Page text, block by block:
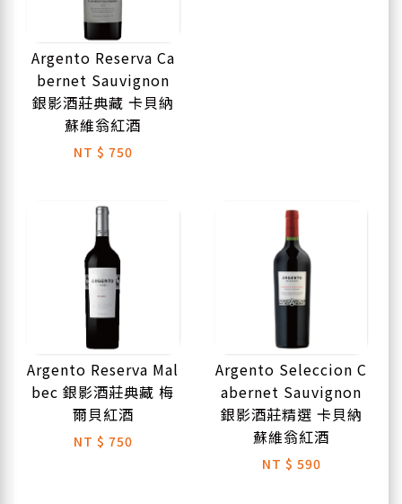
Argento Reserva Ca
bernet Sauvignon
銀影酒莊典藏 卡貝納
蘇維翁紅酒
NT $ 750
Argento Reserva Mal
bec 銀影酒莊典藏 梅
爾貝紅酒
NT $ 750
Argento Seleccion C
abernet Sauvignon
銀影酒莊精選 卡貝納
蘇維翁紅酒
NT $ 590